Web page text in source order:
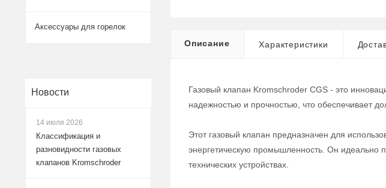
Описание Характеристики
Газовый клапан Kromschroder CGS - это
надежностью и прочностью, что обеспечивает
Этот газовый клапан предназначен для
энергетическую промышленность. Он идеально
технических устройствах.
Аксессуары для горелок
Новости
14 июля 2026
Классификация и
разновидности газовых
клапанов Kromschroder